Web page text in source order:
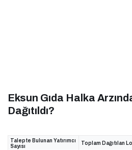
Eksun Gıda Halka
Dağıtıldı?
Talepte Bulunan Yatırımcı
Sayısı
Toplam Dağıtılan